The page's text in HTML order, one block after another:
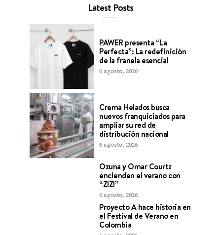
Latest Posts
PAWER presenta “La
Perfecta”: La redefinición
de la franela esencial
6 agosto, 2026
Crema Helados busca
nuevos franquiciados para
ampliar su red de
distribución nacional
6 agosto, 2026
Ozuna y Omar Courtz
encienden el verano con
“ZIZI”
6 agosto, 2026
Proyecto A hace historia en
el Festival de Verano en
Colombia